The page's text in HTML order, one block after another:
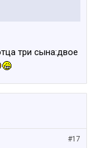
три сына:двое
#17